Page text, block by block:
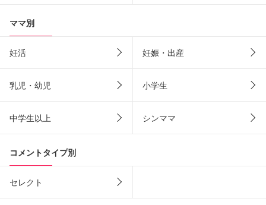
ママ別
妊活 妊娠・出産
乳児・幼児 小学生
中学生以上 シンママ
コメントタイプ別
セレクト